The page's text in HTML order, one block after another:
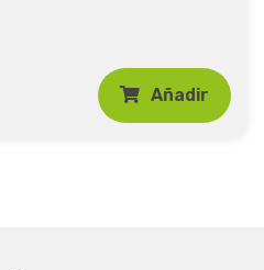
Añadir